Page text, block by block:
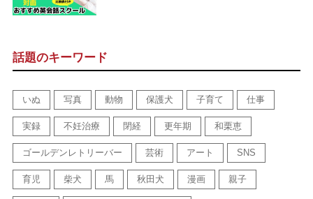
話題のキーワード
いぬ 写真 動物 保護犬 子育て 仕事
実録 不妊治療 閉経 更年期 和栗恵
ゴールデンレトリーバー 芸術 アート SNS
育児 柴犬 馬 秋田犬 漫画 親子